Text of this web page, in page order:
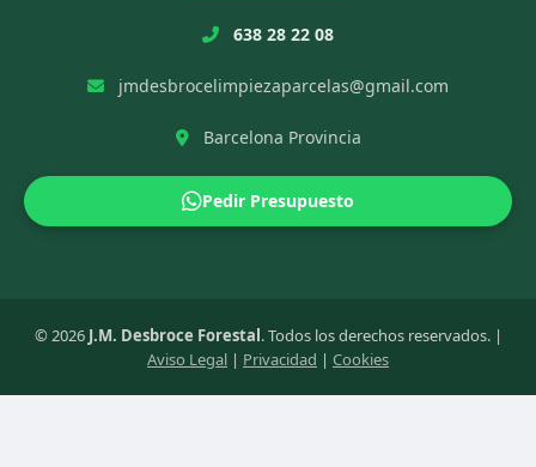
638 28 22 08
jmdesbrocelimpiezaparcelas@gmail.com
Barcelona Provincia
Pedir Presupuesto
© 2026 J.M. Desbroce Forestal. Todos los derechos reservados. |
Aviso Legal | Privacidad | Cookies